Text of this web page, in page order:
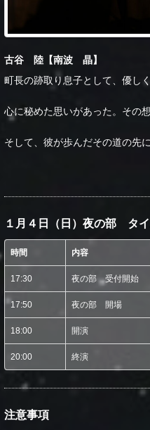
古谷 陸【南波 晶】
町長の跡取り息子として、優し
心に秘めた思いがあった。その
そして、彼が歩んだその道の先
１月４日（日）夜の部 タ
時間 内容
17:30 夜の部 受付開始
17:50 夜の部 開場
18:00 開演
20:00 終演
注意事項